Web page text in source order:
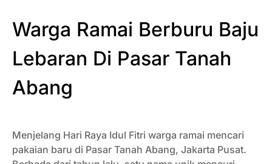
Warga Ramai Berburu Baju
Lebaran Di Pasar Tanah
Abang
Menjelang Hari Raya Idul Fitri warga ramai mencari
pakaian baru di Pasar Tanah Abang, Jakarta Pusat.